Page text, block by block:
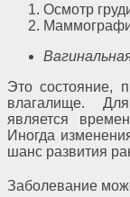
Осмотр
Это состояние,
влагалище.
является
Иногда
шанс развития
Заболевание